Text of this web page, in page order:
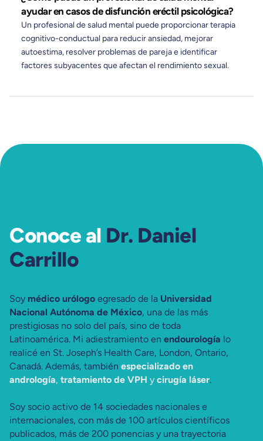
ayudar en casos de disfunción eréctil psicológica?
Un profesional de salud mental puede proporcionar terapia
cognitivo-conductual para reducir ansiedad, mejorar
autoestima, resolver problemas de pareja e identificar
factores subyacentes que afectan el rendimiento sexual.
Conoce al Dr. Daniel
Carrillo
Soy médico urólogo egresado de la Universidad
Nacional Autónoma de México, una de las más
prestigiosas no solo del país, sino de toda
Latinoamérica. Mi adiestramiento en endourología lo
realicé en St. Joseph’s Health Care, London, Ontario,
Canadá. Además, también especializado en
andrología, tratamiento de VPH y cirugía láser.
Soy socio activo de 14 sociedades nacionales e
internacionales, con más de 100 artículos científicos
publicados, más de 200 ponencias y una trayectoria